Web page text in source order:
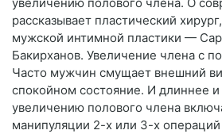
рассказывает пластический
мужской интимной пластики —
Бакирханов. Увеличение члена с
Часто мужчин смущает внешний
спокойном состояние. И длиннее
увеличению полового члена
манипуляции 2-х или 3-х операций